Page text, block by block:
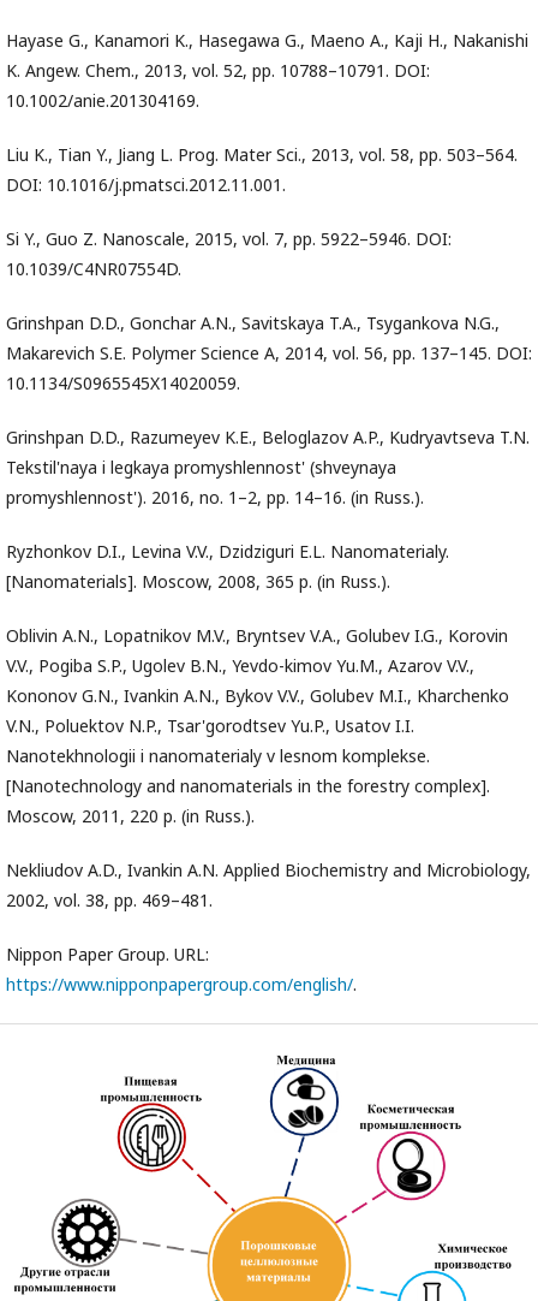
Hayase G., Kanamori K., Hasegawa G., Maeno A., Kaji H., Nakanishi
K. Angew. Chem., 2013, vol. 52, pр. 10788–10791. DOI:
10.1002/anie.201304169.
Liu K., Tian Y., Jiang L. Prog. Mater Sci., 2013, vol. 58, pр. 503–564.
DOI: 10.1016/j.pmatsci.2012.11.001.
Si Y., Guo Z. Nanoscale, 2015, vol. 7, pр. 5922–5946. DOI:
10.1039/C4NR07554D.
Grinshpan D.D., Gonchar A.N., Savitskaya T.A., Tsygankova N.G.,
Makarevich S.E. Polymer Science A, 2014, vol. 56, pp. 137–145. DOI:
10.1134/S0965545X14020059.
Grinshpan D.D., Razumeyev K.E., Beloglazov A.P., Kudryavtseva T.N.
Tekstil'naya i legkaya promyshlennost' (shveynaya
promyshlennost'). 2016, no. 1–2, pp. 14–16. (in Russ.).
Ryzhonkov D.I., Levina V.V., Dzidziguri E.L. Nanomaterialy.
[Nanomaterials]. Moscow, 2008, 365 p. (in Russ.).
Oblivin A.N., Lopatnikov M.V., Bryntsev V.A., Golubev I.G., Korovin
V.V., Pogiba S.P., Ugolev B.N., Yevdo-kimov Yu.M., Azarov V.V.,
Kononov G.N., Ivankin A.N., Bykov V.V., Golubev M.I., Kharchenko
V.N., Poluektov N.P., Tsar'gorodtsev Yu.P., Usatov I.I.
Nanotekhnologii i nanomaterialy v lesnom komplekse.
[Nanotechnology and nanomaterials in the forestry complex].
Moscow, 2011, 220 p. (in Russ.).
Nekliudov A.D., Ivankin A.N. Applied Biochemistry and Microbiology,
2002, vol. 38, pp. 469–481.
Nippon Paper Group. URL:
https://www.nipponpapergroup.com/english/.